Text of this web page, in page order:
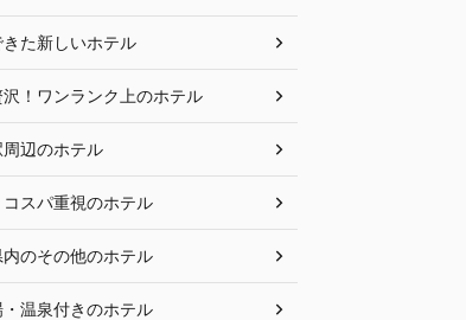
た新しいホテル
沢！ワンランク上のホテル
辺のホテル
コスパ重視のホテル
のその他のホテル
・温泉付きのホテル